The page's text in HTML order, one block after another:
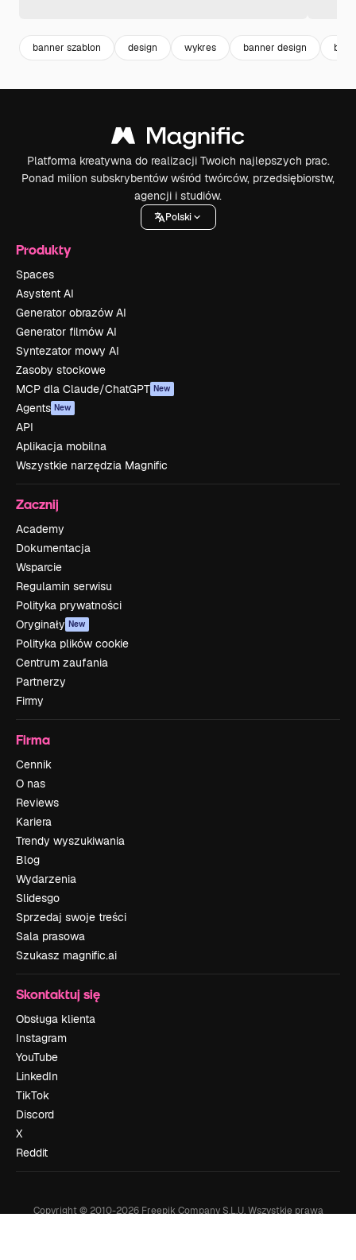
banner szablon design wykres banner design
Platforma kreatywna do realizacji Twoich najlepszych prac.
Ponad milion subskrybentów wśród twórców, przedsiębiorstw,
agencji i studiów.
Polski
Produkty
Spaces
Asystent AI
Generator obrazów AI
Generator filmów AI
Syntezator mowy AI
Zasoby stockowe
MCP dla Claude/ChatGPT New
Agents New
API
Aplikacja mobilna
Wszystkie narzędzia Magnific
Zacznij
Academy
Dokumentacja
Wsparcie
Regulamin serwisu
Polityka prywatności
Oryginały New
Polityka plików cookie
Centrum zaufania
Partnerzy
Firmy
Firma
Cennik
O nas
Reviews
Kariera
Trendy wyszukiwania
Blog
Wydarzenia
Slidesgo
Sprzedaj swoje treści
Sala prasowa
Szukasz magnific.ai
Skontaktuj się
Obsługa klienta
Instagram
YouTube
LinkedIn
TikTok
Discord
X
Reddit
Copyright © 2010-2026Freepik Company S.L.U. Wszystkie prawa